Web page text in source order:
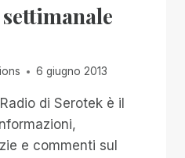
6 giugno 2013
di Serotek è il
e commenti sul